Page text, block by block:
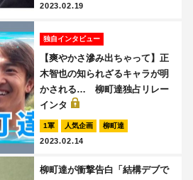
2023.02.19
独自インタビュー
【爽やかさ滲み出ちゃって】正
木智也の知られざるキャラが明
かされる… 柳町達独占リレー
インタ
1軍 人気企画 柳町達
2023.02.14
柳町達が衝撃告白「結構デブで